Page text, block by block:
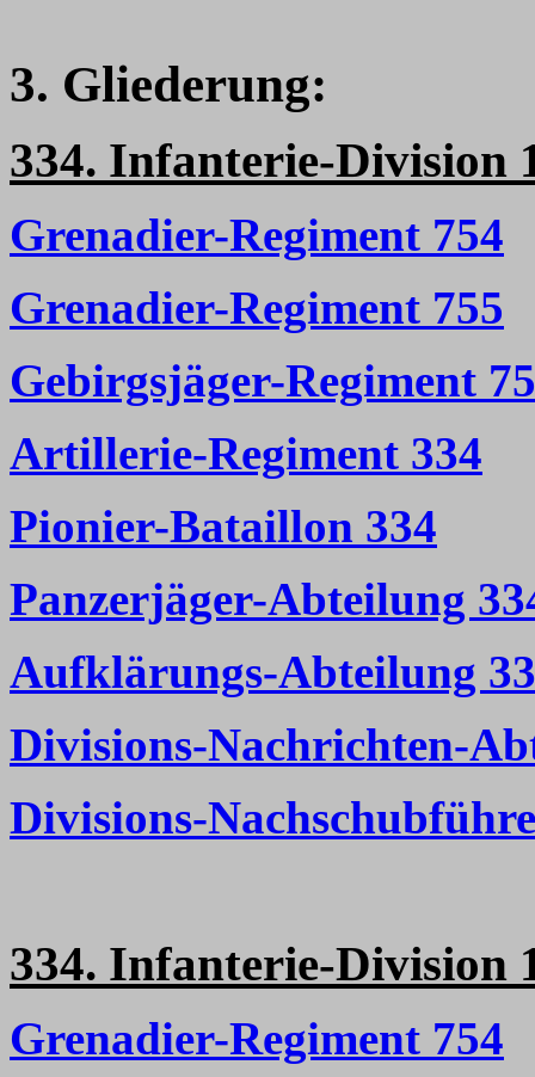
3. Gliederung:
334. Infanterie-Division
Grenadier-Regiment 754
Grenadier-Regiment 755
Gebirgsjäger-Regiment
Artillerie-Regiment 334
Pionier-Bataillon 334
Panzerjäger-Abteilung
Aufklärungs-Abteilung
Divisions-Nachrichten-
Divisions-
334. Infanterie-Division
Grenadier-Regiment 754